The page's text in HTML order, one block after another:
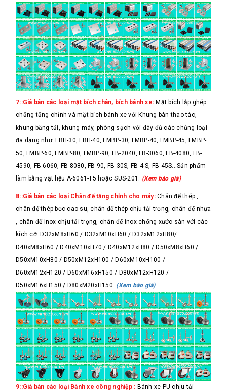
7::Giá bán các loại mặt bích chân, bích bánh xe:Mặt bích lắp ghép
chăng tăng chỉnh và mặt bích bánh xe với Khung bàn thao tác,
khung băng tải, khung máy, phòng sạch với đày đủ các chủng loại
đa dạng như: FBH-30, FBH-40, FMBP-30, FMBP-40, FMBP-45, FMBP-
50, FMBP-60, FMBP-80, FMBP-90, FB-2040, FB-3060, FB-4080, FB-
4590, FB-6060, FB-8080, FB-90, FB-30S, FB-4-S, FB-45S...Sản phẩm
làm bằng vật liệu A-6061-T5 hoặc SUS-201.
(Xem báo giá)
8::Giá bán các loại Chân đế tăng chỉnh cho máy:Chân đế thép ,
chân đế thép bọc cao su, chân đế thép chịu tải trọng, chân đế nhựa
, chân đế Inox chịu tải trọng, chân đế inox chống xước sàn với các
kích cỡ: D32xM8xH60 / D32xM10xH60 / D32xM12xH80/
D40xM8xH60 / D40xM10xH70 / D40xM12xH80 / D50xM8xH60 /
D50xM10xH80 / D50xM12xH100 / D60xM10xH100 /
D60xM12xH120 / D60xM16xH150 / D80xM12xH120 /
D50xM16xH150 / D80xM20xH150. (Xem báo giá)
9::Giá bán các loại Bánh xe công nghiệp : Bánh xe PU chịu tải